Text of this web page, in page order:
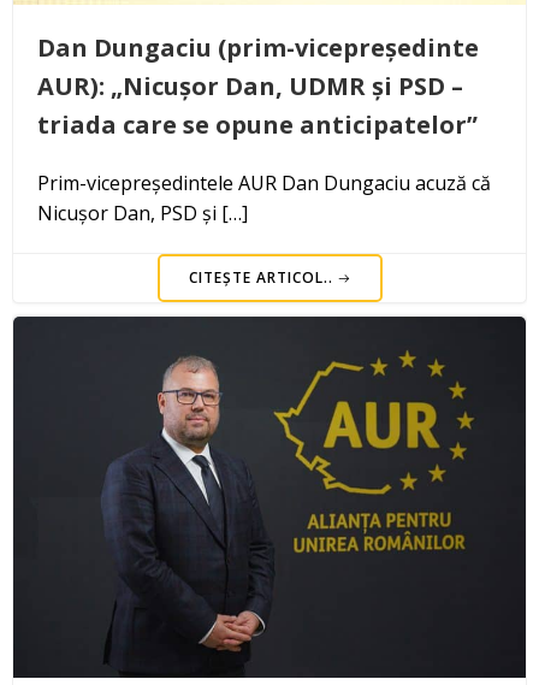
Dan Dungaciu (prim-vicepreședinte
AUR): „Nicușor Dan, UDMR și PSD –
triada care se opune anticipatelor”
Prim-vicepreședintele AUR Dan Dungaciu acuză că
Nicușor Dan, PSD și […]
CITEȘTE ARTICOL..